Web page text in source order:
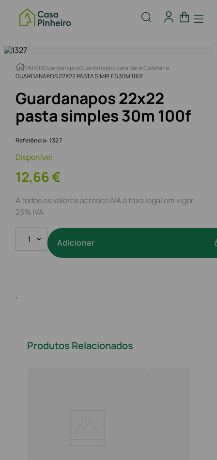
PAPÉISGuardanaposGuardanapos para Bar e Cafetaria
GUARDANAPOS 22X22 PASTA SIMPLES 30M 100F
Guardanapos 22x22
pasta simples 30m 100f
Referência: 1327
Disponível
12,66€
A todos os valores acresce IVA à taxa legal em vigor
23% IVA
1 Adicionar
.
Produtos Relacionados